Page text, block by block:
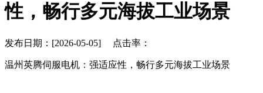
性，畅行多元海拔工业场景
发布日期：[2026-05-05] 点击率：
温州英腾伺服电机：强适应性，畅行多元海拔工业场景